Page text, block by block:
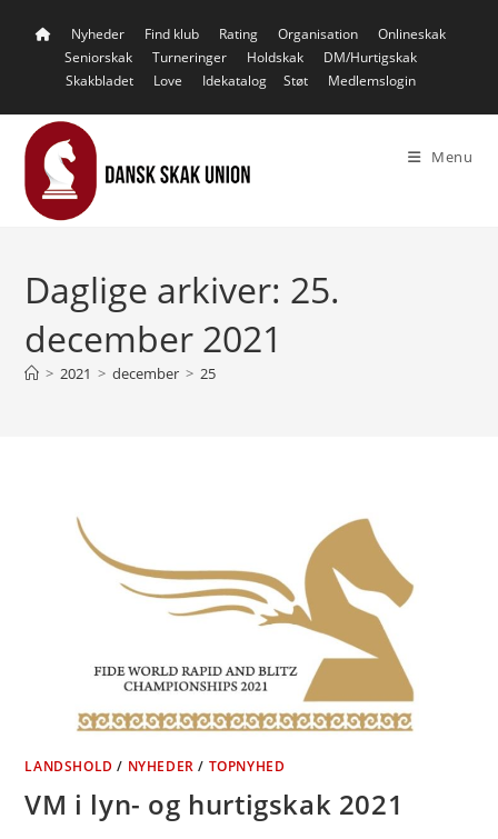
Nyheder Find klub Rating Organisation
Onlineskak
Seniorskak
Turneringer Holdskak
DM/Hurtigskak
Skakbladet
Love Idekatalog Støt Medlemslogin
Menu
Daglige arkiver: 25.
december 2021
> 2021 > december > 25
LANDSHOLD / NYHEDER / TOPNYHED
VM i lyn- og hurtigskak 2021